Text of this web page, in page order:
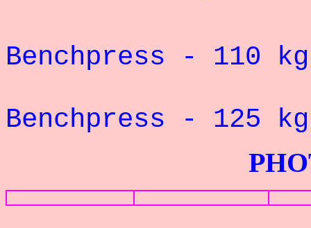
Benchpress - 110
Benchpress - 125
PHOTOS